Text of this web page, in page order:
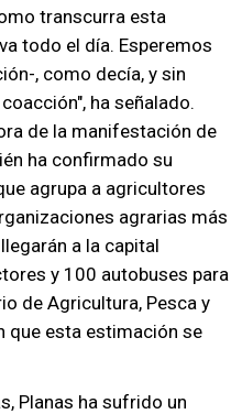
transcurra esta
todo el día. Esperemos
, como decía, y sin
ha señalado.
de la manifestación de
ha confirmado su
agrupa a agricultores
agrarias más
a la capital
y 100 autobuses para
de Agricultura, Pesca y
que esta estimación se
Planas ha sufrido un